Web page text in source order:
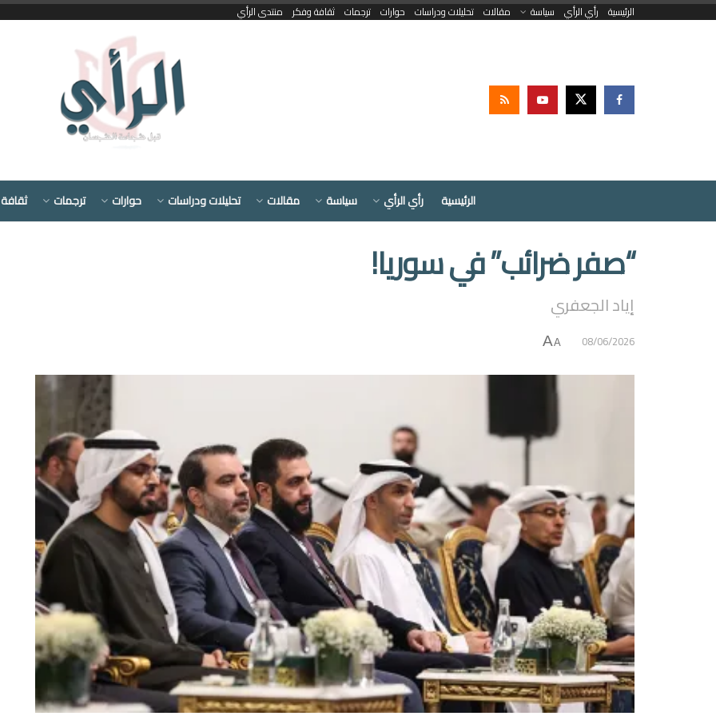
الرئيسية رأي الرأي سياسة مقالات تحليلات ودراسات حوارات ترجمات ثقافة وفكر منتدى الرأي
الرئيسية رأي الرأي سياسة مقالات تحليلات ودراسات حوارات ترجمات
“صفر ضرائب” في سوريا!
إياد الجعفري
08/06/2026
A
A